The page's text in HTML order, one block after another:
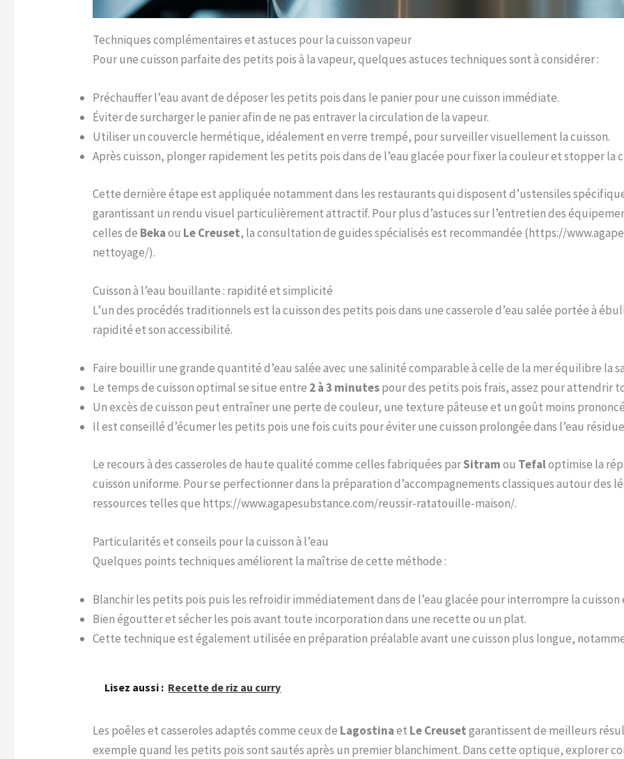
Techniques complémentaires et astuces pour la cuisson vapeur
Pour une cuisson parfaite des petits pois à la vapeur, quelques astuces techniques sont à considérer :
Préchauffer l’eau avant de déposer les petits pois dans le panier pour une cuisson immédiate.
Éviter de surcharger le panier afin de ne pas entraver la circulation de la vapeur.
Utiliser un couvercle hermétique, idéalement en verre trempé, pour surveiller visuellement la cuisson.
Après cuisson, plonger rapidement les petits pois dans de l’eau glacée pour fixer la couleur et stopper la
Cette dernière étape est appliquée notamment dans les restaurants qui disposent d’ustensiles
garantissant un rendu visuel particulièrement attractif. Pour plus d’astuces sur l’entretien des
celles de Bekaou Le Creuset, la consultation de guides spécialisés est recommandée (https://
nettoyage/).
Cuisson à l’eau bouillante : rapidité et simplicité
L’un des procédés traditionnels est la cuisson des petits pois dans une casserole d’eau salée portée à
rapidité et son accessibilité.
Faire bouillir une grande quantité d’eau salée avec une salinité comparable à celle de la mer équilibre la
Le temps de cuisson optimal se situe entre 2 à 3 minutespour des petits pois frais, assez pour attendrir
Un excès de cuisson peut entraîner une perte de couleur, une texture pâteuse et un goût moins
Il est conseillé d’écumer les petits pois une fois cuits pour éviter une cuisson prolongée dans l’eau
Le recours à des casseroles de haute qualité comme celles fabriquées parSitramou Tefaloptimise la
cuisson uniforme. Pour se perfectionner dans la préparation d’accompagnements classiques autour des
ressources telles que https://www.agapesubstance.com/reussir-ratatouille-maison/.
Particularités et conseils pour la cuisson à l’eau
Quelques points techniques améliorent la maîtrise de cette méthode :
Blanchir les petits pois puis les refroidir immédiatement dans de l’eau glacée pour interrompre la
Bien égoutter et sécher les pois avant toute incorporation dans une recette ou un plat.
Cette technique est également utilisée en préparation préalable avant une cuisson plus longue,
Lisez aussi : Recette de riz au curry
Les poêles et casseroles adaptés comme ceux de Lagostinaet Le Creusetgarantissent de meilleurs
exemple quand les petits pois sont sautés après un premier blanchiment. Dans cette optique, explorer